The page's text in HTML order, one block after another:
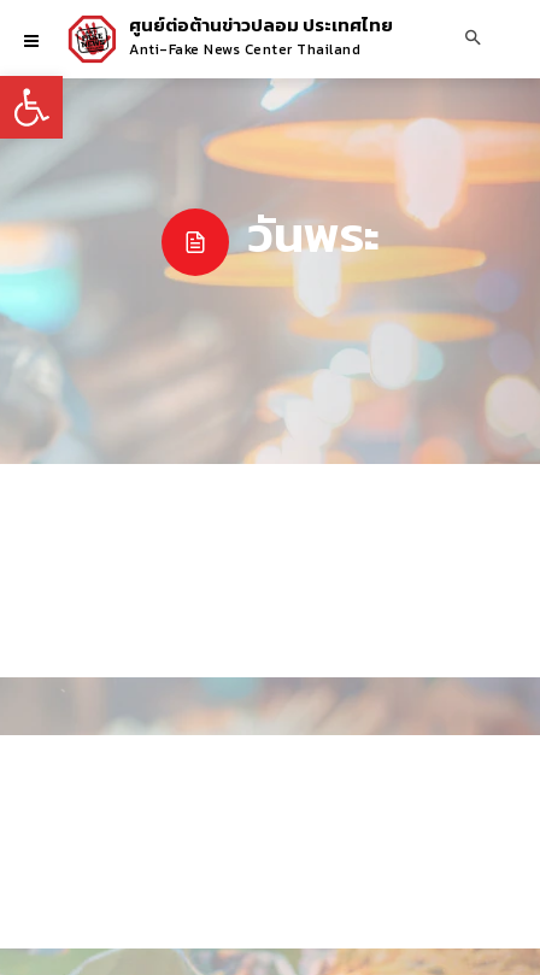
Open toolbar
ศูนย์ต่อต้านข่าวปลอม ประเทศไทย
Anti-Fake News Center Thailand
วันพระ